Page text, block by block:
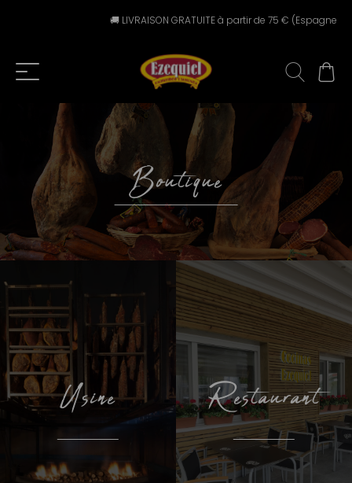
🚚 LIVRAISON GRATUITE à partir de 75 € (Espagne
Boutique
Usine Restaurant